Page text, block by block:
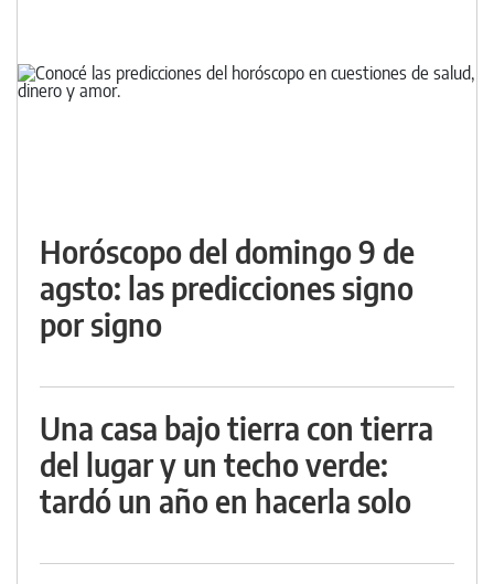
Horóscopo del domingo 9 de
agsto: las predicciones signo
por signo
Una casa bajo tierra con tierra
del lugar y un techo verde:
tardó un año en hacerla solo